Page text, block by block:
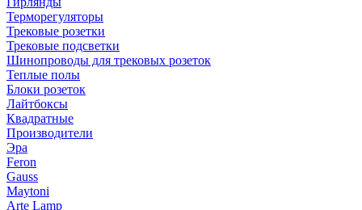
Терморегуляторы
Трековые розетки
Трековые подсветки
Шинопроводы для трековых розеток
Теплые полы
Блоки розеток
Лайтбоксы
Квадратные
Производители
Эра
Feron
Gauss
Maytoni
Arte Lamp